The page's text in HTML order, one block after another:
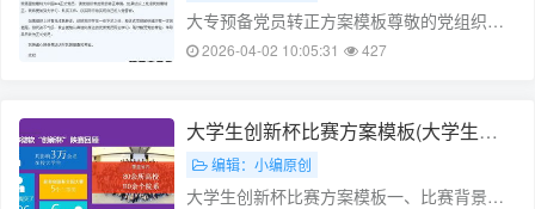
大专预备党员转正方案模板尊敬的党组织：
我是一名大专预备党员，根据党组织的要
产主义事业的青年，自从接触到党的光辉事
迹，就立志要成为一名共产党员，为党和
人……
2026-04-02 10:05:31 427
大学生创新杯比赛方案模板(大学生创
新杯优秀作品)
编辑：小编原创
大学生创新杯比赛方案模板一、比赛背景为